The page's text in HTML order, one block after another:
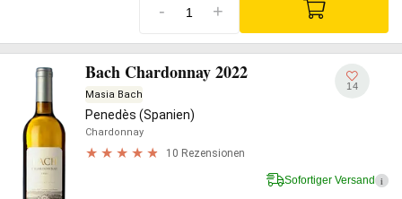
- +
Bach Chardonnay 2022
Masia Bach
Penedès (Spanien)
Chardonnay
10 Rezensionen
14
Sofortiger Versand i